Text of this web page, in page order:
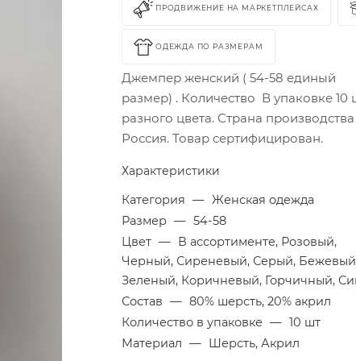
ПРОДВИЖЕНИЕ НА МАРКЕТПЛЕЙСАХ
ОДЕЖДА ПО РАЗМЕРАМ
Джемпер женский ( 54-58 единый
размер) . Количество В упаковке 10
разного цвета. Страна
Россия. Товар сертифицирован.
Характеристики
Категория — Женская одежда
Размер — 54-58
Цвет — В ассортименте, Розовый,
Черный, Сиреневый, Серый,
Зеленый, Коричневый, Горчичный,
Состав — 80% шерсть, 20% акрил
Количество в упаковке — 10 шт
Материал — Шерсть, Акрил